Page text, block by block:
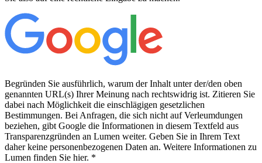
Begründen Sie ausführlich, warum der Inhalt unter der/den oben
genannten URL(s) Ihrer Meinung nach rechtswidrig ist. Zitieren Sie
dabei nach Möglichkeit die einschlägigen gesetzlichen
Bestimmungen. Bei Anfragen, die sich nicht auf Verleumdungen
beziehen, gibt Google die Informationen in diesem Textfeld aus
Transparenzgründen an Lumen weiter. Geben Sie in Ihrem Text
daher keine personenbezogenen Daten an. Weitere Informationen zu
Lumen finden Sie hier. *